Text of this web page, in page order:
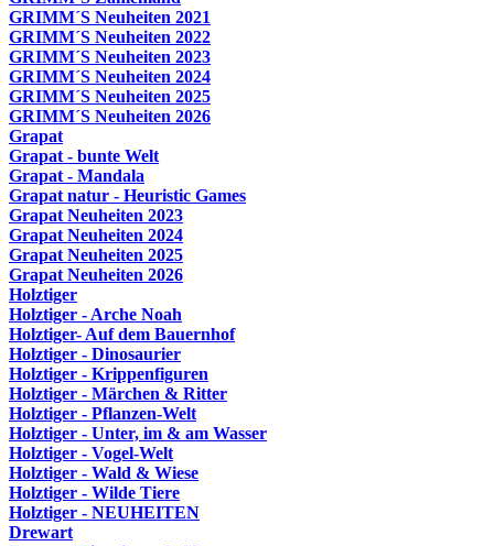
GRIMM´S Neuheiten 2021
GRIMM´S Neuheiten 2022
GRIMM´S Neuheiten 2023
GRIMM´S Neuheiten 2024
GRIMM´S Neuheiten 2025
GRIMM´S Neuheiten 2026
Grapat
Grapat - bunte Welt
Grapat - Mandala
Grapat natur - Heuristic Games
Grapat Neuheiten 2023
Grapat Neuheiten 2024
Grapat Neuheiten 2025
Grapat Neuheiten 2026
Holztiger
Holztiger - Arche Noah
Holztiger- Auf dem Bauernhof
Holztiger - Dinosaurier
Holztiger - Krippenfiguren
Holztiger - Märchen & Ritter
Holztiger - Pflanzen-Welt
Holztiger - Unter, im & am Wasser
Holztiger - Vogel-Welt
Holztiger - Wald & Wiese
Holztiger - Wilde Tiere
Holztiger - NEUHEITEN
Drewart